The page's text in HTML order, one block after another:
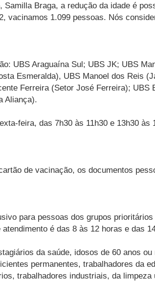
Braga, a redução da idade é
vacinamos 1.099 pessoas. Nós
UBS Araguaína Sul; UBS JK; UBS
Esmeralda), UBS Manoel dos Reis
Ferreira (Setor José Ferreira);
Aliança).
feira, das 7h30 às 11h30 e 13h30
de vacinação, os documentos
para pessoas dos grupos
é das 8 às 12 horas e das
da saúde, idosos de 60 anos
permanentes, trabalhadores da
trabalhadores industriais, da limpeza